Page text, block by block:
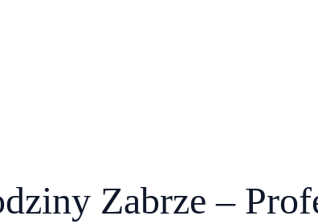
Zabrze –